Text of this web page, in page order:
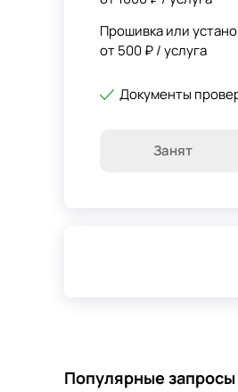
Прошивка или
от 500 ₽ / услуга
Документы
Занят
Популярные